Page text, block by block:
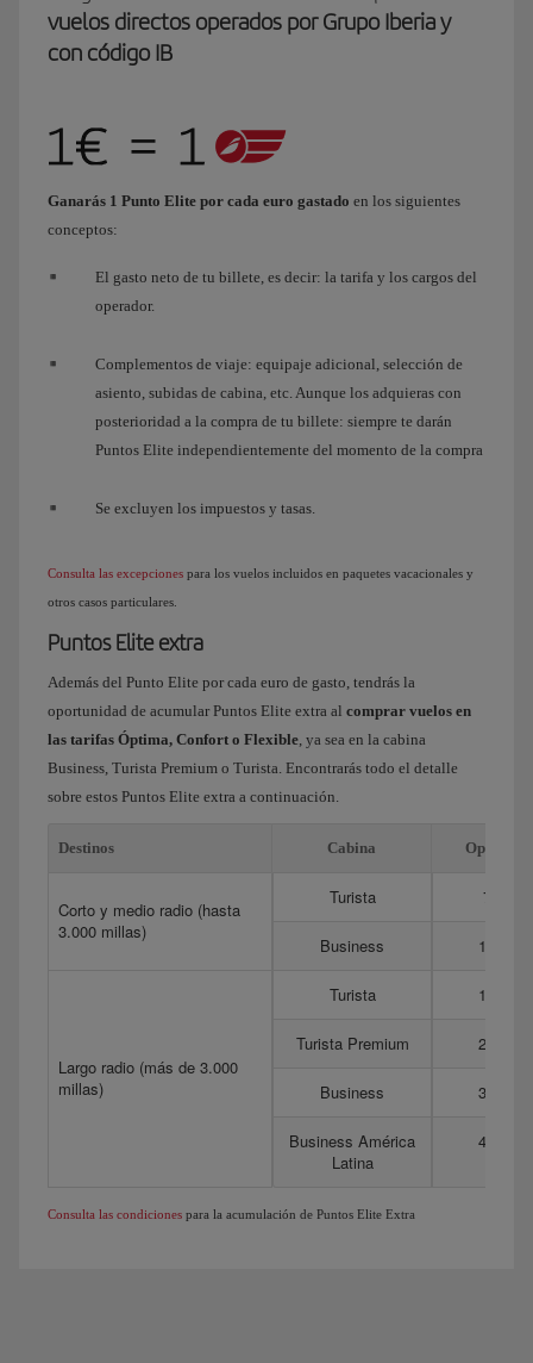
vuelos directos operados por Grupo Iberia y
con código IB
Ganarás 1 Punto Elite por cada euro gastado en los siguientes
conceptos:
El gasto neto de tu billete, es decir: la tarifa y los cargos del
operador.
Complementos de viaje: equipaje adicional, selección de
asiento, subidas de cabina, etc. Aunque los adquieras con
posterioridad a la compra de tu billete: siempre te darán
Puntos Elite independientemente del momento de la compra
Se excluyen los impuestos y tasas.
Consulta las excepciones para los vuelos incluidos en paquetes vacacionales y
otros casos particulares.
Puntos Elite extra
Además del Punto Elite por cada euro de gasto, tendrás la
oportunidad de acumular Puntos Elite extra al comprar vuelos en
las tarifas Óptima, Confort o Flexible , ya sea en la cabina
Business, Turista Premium o Turista. Encontrarás todo el detalle
sobre estos Puntos Elite extra a continuación.
Destinos Cabina Optima
Corto y medio radio (hasta
3.000 millas)
Turista 75
Business 175
Largo radio (más de 3.000
millas)
Turista 150
Turista Premium 275
Business 350
Business América
Latina
450
Consulta las condiciones para la acumulación de Puntos Elite Extra